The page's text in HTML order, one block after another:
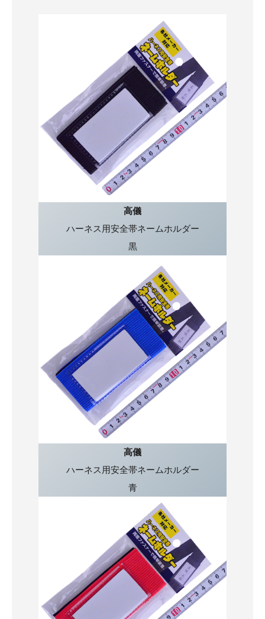
高儀
ハーネス用安全帯ネームホルダー
黒
高儀
ハーネス用安全帯ネームホルダー
青